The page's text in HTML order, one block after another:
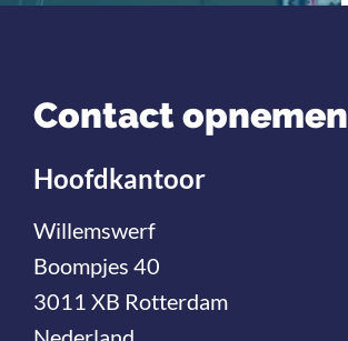
Contact opnemen
Hoofdkantoor
Willemswerf
Boompjes 40
3011 XB Rotterdam